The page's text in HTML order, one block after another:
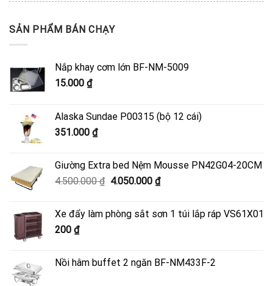
SẢN PHẨM BÁN CHẠY
Nắp khay cơm lớn BF-NM-5009
15.000 ₫
Alaska Sundae P00315 (bộ 12 cái)
351.000 ₫
Giường Extra bed Nệm Mousse PN42G04-20CM
4.500.000₫ Giá
4.500.000 ₫.
4.050.000 ₫Giá
là:
Xe đẩy làm phòng sắt sơn 1 túi lắp ráp VS61X01
200 ₫
Nồi hâm buffet 2 ngăn BF-NM433F-2